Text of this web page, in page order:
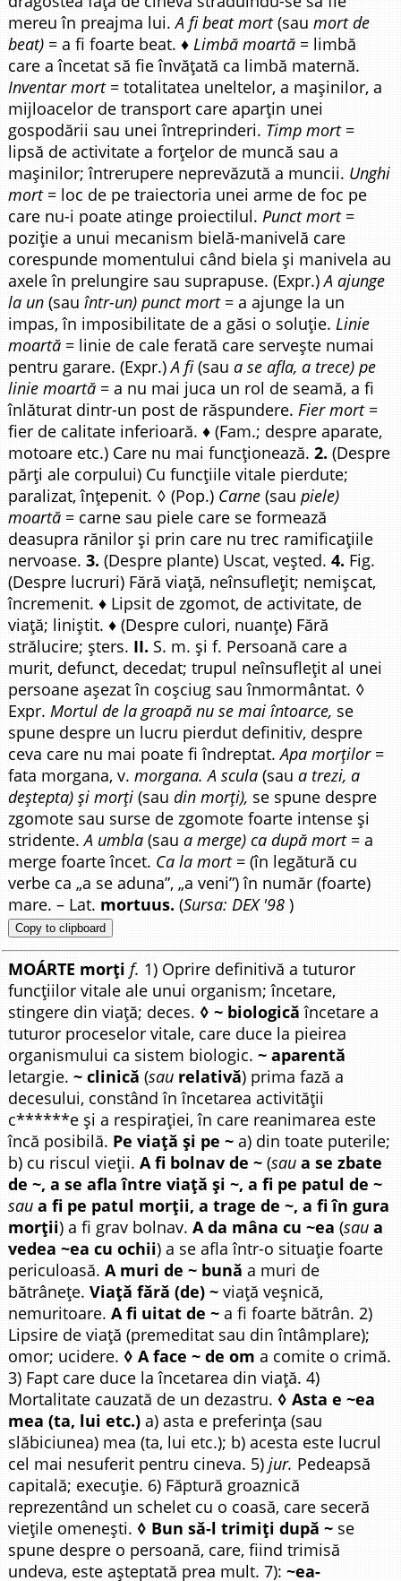
mereu în preajma lui.A fi beat mort(saumort de
beat) = a fi foarte beat. ♦Limbă moartă = limbă
care a încetat să fie învățată ca limbă maternă.
Inventar mort= totalitatea uneltelor, a mașinilor, a
mijloacelor de transport care aparțin unei
gospodării sau unei întreprinderi. Timp mort=
lipsă de activitate a forțelor de muncă sau a
mașinilor; întrerupere neprevăzută a muncii. Unghi
mort= loc de pe traiectoria unei arme de foc pe
care nu-i poate atinge proiectilul.Punct mort=
poziție a unui mecanism bielă-manivelă care
corespunde momentului când biela și manivela au
axele în prelungire sau suprapuse. (Expr.)A ajunge
la un (sauîntr-un) punct mort= a ajunge la un
impas, în imposibilitate de a găsi o soluție.Linie
moartă = linie de cale ferată care servește numai
pentru garare. (Expr.)A fi(saua se afla, a trece) pe
linie moartă = a nu mai juca un rol de seamă, a fi
înlăturat dintr-un post de răspundere.Fier mort=
fier de calitate inferioară. ♦ (Fam.; despre aparate,
motoare etc.) Care nu mai funcționează.2. (Despre
părți ale corpului) Cu funcțiile vitale pierdute;
paralizat, înțepenit. ◊ (Pop.) Carne (saupiele)
moartă = carne sau piele care se formează
deasupra rănilor și prin care nu trec ramificațiile
nervoase.3. (Despre plante) Uscat, veșted.4. Fig.
(Despre lucruri) Fără viață, neînsuflețit; nemișcat,
încremenit. ♦ Lipsit de zgomot, de activitate, de
viață; liniștit. ♦ (Despre culori, nuanțe) Fără
strălucire; șters. II. S. m. și f. Persoană care a
murit, defunct, decedat; trupul neînsuflețit al unei
persoane așezat în coșciug sau înmormântat. ◊
Expr.Mortul de la groapă nu se mai întoarce, se
spune despre un lucru pierdut definitiv, despre
ceva care nu mai poate fi îndreptat.Apa morților=
fata morgana, v.morgana. A scula (saua trezi, a
deștepta) și morți (saudin morți), se spune despre
zgomote sau surse de zgomote foarte intense și
stridente.A umbla (saua merge) ca după mort= a
merge foarte încet. Ca la mort= (în legătură cu
verbe ca „a se aduna”, „a veni”) în număr (foarte)
mare. – Lat. mortuus. (Sursa: DEX '98 )
Copy to clipboard
MOÁRTE morți f. 1) Oprire definitivă a tuturor
funcțiilor vitale ale unui organism; încetare,
stingere din viață; deces. ◊ ~ biologicăîncetare a
tuturor proceselor vitale, care duce la pieirea
organismului ca sistem biologic.~ aparentă
letargie.~ clinică(sau relativă) prima fază a
decesului, constând în încetarea activității
c******e și a respirației, în care reanimarea este
încă posibilă. Pe viață și pe ~a) din toate puterile;
b) cu riscul vieții.A fi bolnav de ~(saua se zbate
de ~, a se afla între viață și ~, a fi pe patul de ~
saua fi pe patul morții, a trage de ~, a fi în gura
morții) a fi grav bolnav.A da mâna cu ~ea(saua
vedea ~ea cu ochii) a se afla într-o situație foarte
periculoasă.A muri de ~ bunăa muri de
bătrânețe.Viață fără (de) ~viață veșnică,
nemuritoare.A fi uitat de ~a fi foarte bătrân. 2)
Lipsire de viață (premeditat sau din întâmplare);
omor; ucidere. ◊ A face ~ de oma comite o crimă.
3) Fapt care duce la încetarea din viață. 4)
Mortalitate cauzată de un dezastru. ◊ Asta e ~ea
mea (ta, lui etc.)a) asta e preferința (sau
slăbiciunea) mea (ta, lui etc.); b) acesta este lucrul
cel mai nesuferit pentru cineva. 5) jur. Pedeapsă
capitală; execuție. 6) Făptură groaznică
reprezentând un schelet cu o coasă, care seceră
viețile omenești. ◊ Bun să-l trimiți după ~ se
spune despre o persoană, care, fiind trimisă
undeva, este așteptată prea mult. 7):~ea-